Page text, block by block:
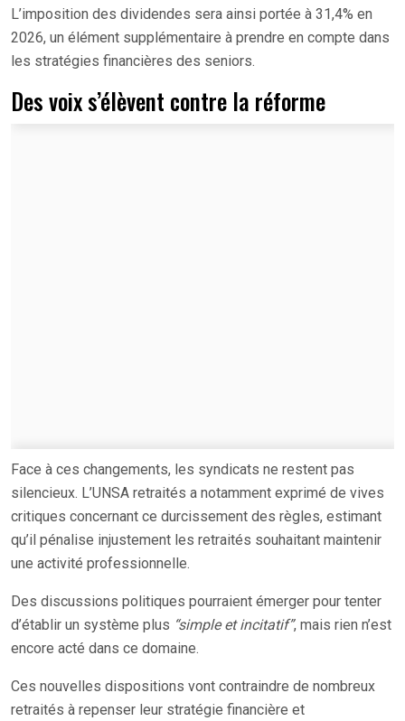
L’imposition des dividendes sera ainsi portée à 31,4% en
2026, un élément supplémentaire à prendre en compte dans
les stratégies financières des seniors.
Des voix s’élèvent contre la réforme
Face à ces changements, les syndicats ne restent pas
silencieux. L’UNSA retraités a notamment exprimé de vives
critiques concernant ce durcissement des règles, estimant
qu’il pénalise injustement les retraités souhaitant maintenir
une activité professionnelle.
Des discussions politiques pourraient émerger pour tenter
d’établir un système plus “simple et incitatif”, mais rien n’est
encore acté dans ce domaine.
Ces nouvelles dispositions vont contraindre de nombreux
retraités à repenser leur stratégie financière et